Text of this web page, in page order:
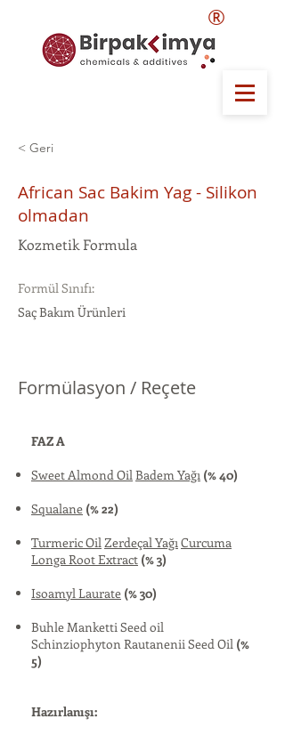
®
< Geri
African Sac Bakim Yag - Silikon
olmadan
Kozmetik Formula
Formül Sınıfı:
Saç Bakım Ürünleri
Formülasyon / Reçete
FAZ A
Sweet Almond OilBadem Yağı (% 40)
Squalane (% 22)
Turmeric OilZerdeçal YağıCurcuma
Longa Root Extract (% 3)
Isoamyl Laurate (% 30)
Buhle Manketti Seed oil
Schinziophyton Rautanenii Seed Oil (%
5)
Hazırlanışı: